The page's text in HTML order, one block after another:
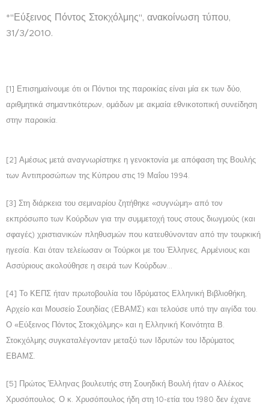
*"Εύξεινος Πόντος Στοκχόλμης", ανακοίνωση τύπου,
31/3/2010.
[1] Επισημαίνουμε ότι οι Πόντιοι της παροικίας είναι μία εκ των δύο,
αριθμητικά σημαντικότερων, ομάδων με ακμαία εθνικοτοπική συνείδηση
στην παροικία.
[2] Αμέσως μετά αναγνωρίστηκε η γενοκτονία με απόφαση της Βουλής
των Αντιπροσώπων της Κύπρου στις 19 Μαΐου 1994.
[3] Στη διάρκεια του σεμιναρίου ζητήθηκε «συγνώμη» από τον
εκπρόσωπο των Κούρδων για την συμμετοχή τους στους διωγμούς (και
σφαγές) χριστιανικών πληθυσμών που κατευθύνονταν από την τουρκική
ηγεσία. Και όταν τελείωσαν οι Τούρκοι με του Έλληνες, Αρμένιους και
Ασσύριους ακολούθησε η σειρά των Κούρδων...
[4] Το ΚΕΠΣ ήταν πρωτοβουλία του Ιδρύματος Ελληνική Βιβλιοθήκη,
Αρχείο και Μουσείο Σουηδίας (ΕΒΑΜΣ) και τελούσε υπό την αιγίδα του.
Ο «Εύξεινος Πόντος Στοκχόλμης» και η Ελληνική Κοινότητα Β.
Στοκχόλμης συγκαταλέγονταν μεταξύ των Ιδρυτών του Ιδρύματος
ΕΒΑΜΣ.
[5] Πρώτος Έλληνας βουλευτής στη Σουηδική Βουλή ήταν ο Αλέκος
Χρυσόπουλος. Ο κ. Χρυσόπουλος ήδη στη 10-ετία του 1980 δεν έχανε